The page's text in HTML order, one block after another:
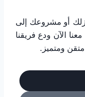
أو مشروعك إلى
الآن ودع فريقنا
ومتميز.